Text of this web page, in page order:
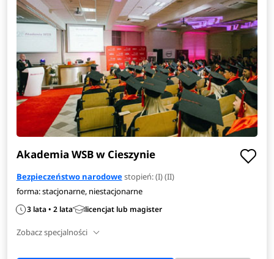
Akademia WSB w Cieszynie
Bezpieczeństwo narodowestopień: (I) (II)
forma: stacjonarne, niestacjonarne
3 lata • 2 lata licencjat lub magister
Zobacz specjalności